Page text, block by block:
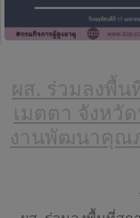
ผส. ร่วมลงพื้
เมตตา จังหวั
งานพัฒนาคุณ